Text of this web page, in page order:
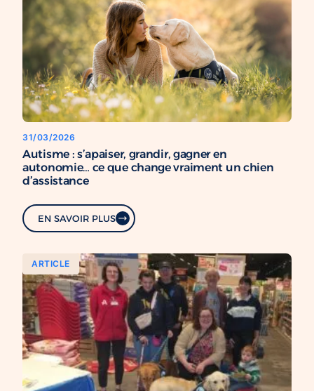
31/03/2026
Autisme : s’apaiser, grandir, gagner en
autonomie… ce que change vraiment un chien
d’assistance
EN SAVOIR PLUS
ARTICLE